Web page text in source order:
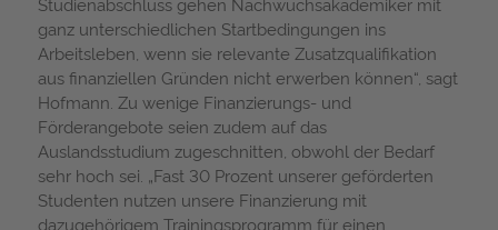
ganz unterschiedlichen Startbedingungen ins
Arbeitsleben, wenn sie relevante Zusatzqualifikation
aus finanziellen Gründen nicht erwerben können“, sagt
Hofmann. Zu wenige Finanzierungs- und
Förderangebote seien zudem auf das
Auslandsstudium zugeschnitten, obwohl der Bedarf
sehr hoch sei. „Fast 30 Prozent unserer geförderten
Studenten nutzen unsere Finanzierung mit
dazugehörigem Trainingsprogramm für einen